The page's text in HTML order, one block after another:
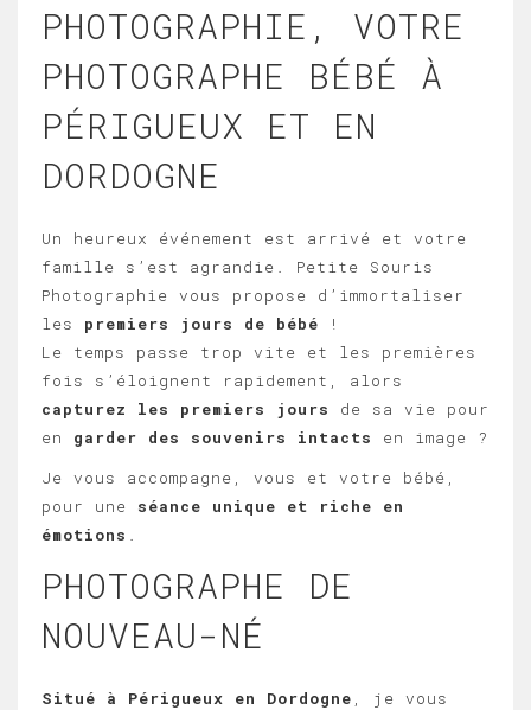
PHOTOGRAPHIE, VOTRE
PHOTOGRAPHE BÉBÉ À
PÉRIGUEUX ET EN
DORDOGNE
Un heureux événement est arrivé et votre
famille s’est agrandie. Petite Souris
Photographie vous propose d’immortaliser
les premiers jours de bébé !
Le temps passe trop vite et les premières
fois s’éloignent rapidement, alors
capturez les premiers jours
de sa vie pour
en garder des souvenirs intacts
en image ?
Je vous accompagne, vous et votre bébé,
pour une séance unique et riche en
émotions .
PHOTOGRAPHE DE
NOUVEAU-NÉ
Situé à Périgueux en Dordogne , je vous